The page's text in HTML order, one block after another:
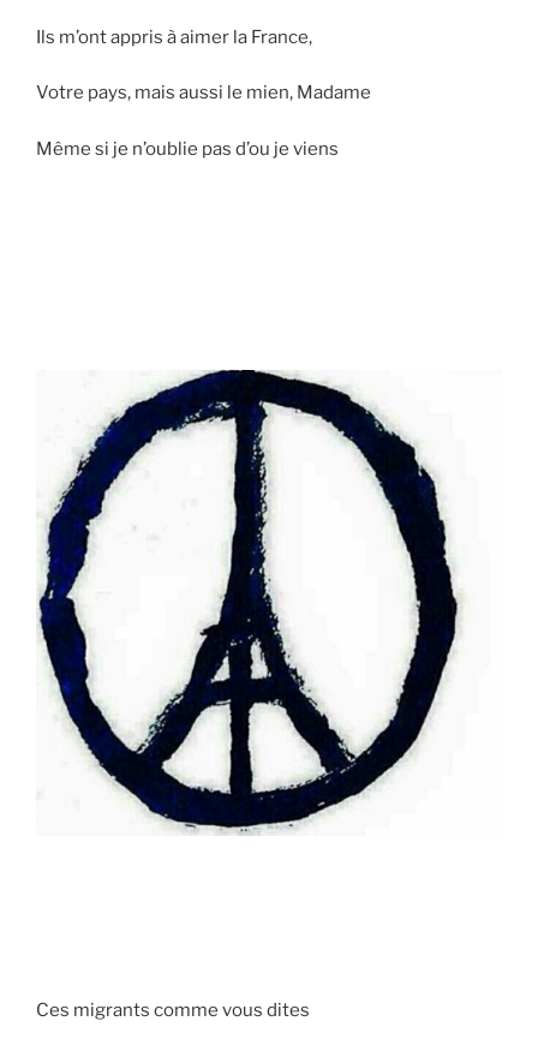
Ils m’ont appris à aimer la France,
Votre pays, mais aussi le mien, Madame
Même si je n’oublie pas d’ou je viens
Ces migrants comme vous dites